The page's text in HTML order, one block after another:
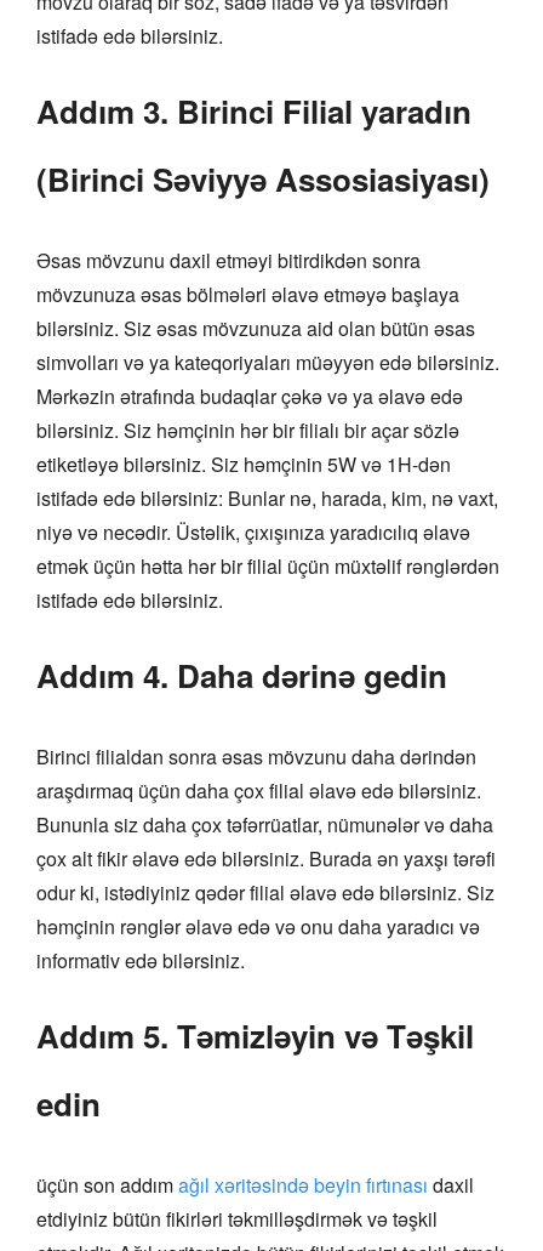
istifadə edə bilərsiniz.
Addım 3. Birinci Filial yaradın
(Birinci Səviyyə Assosiasiyası)
Əsas mövzunu daxil etməyi bitirdikdən sonra
mövzunuza əsas bölmələri əlavə etməyə başlaya
bilərsiniz. Siz əsas mövzunuza aid olan bütün əsas
simvolları və ya kateqoriyaları müəyyən edə bilərsiniz.
Mərkəzin ətrafında budaqlar çəkə və ya əlavə edə
bilərsiniz. Siz həmçinin hər bir filialı bir açar sözlə
etiketləyə bilərsiniz. Siz həmçinin 5W və 1H-dən
istifadə edə bilərsiniz: Bunlar nə, harada, kim, nə vaxt,
niyə və necədir. Üstəlik, çıxışınıza yaradıcılıq əlavə
etmək üçün hətta hər bir filial üçün müxtəlif rənglərdən
istifadə edə bilərsiniz.
Addım 4. Daha dərinə gedin
Birinci filialdan sonra əsas mövzunu daha dərindən
araşdırmaq üçün daha çox filial əlavə edə bilərsiniz.
Bununla siz daha çox təfərrüatlar, nümunələr və daha
çox alt fikir əlavə edə bilərsiniz. Burada ən yaxşı tərəfi
odur ki, istədiyiniz qədər filial əlavə edə bilərsiniz. Siz
həmçinin rənglər əlavə edə və onu daha yaradıcı və
informativ edə bilərsiniz.
Addım 5. Təmizləyin və Təşkil
edin
üçün son addımağıl xəritəsində beyin fırtınası daxil
etdiyiniz bütün fikirləri təkmilləşdirmək və təşkil